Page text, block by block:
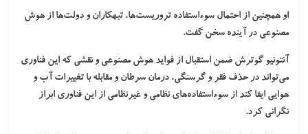
او همچنین از احتمال سوءاستفاده تروریست‌ها، تبهکاران و دولت‌ها از هوش
مصنوعی در آینده سخن گفت.
آنتونیو گوترش ضمن استقبال از فواید هوش مصنوعی و نقشی که این فناوری
می‌تواند در حذف فقر و گرسنگی، درمان سرطان و مقابله با تغییرات آب و
هوایی ایفا کند از سوءاستفاده‌های نظامی و غیرنظامی از این فناوری ابراز
نگرانی کرد.